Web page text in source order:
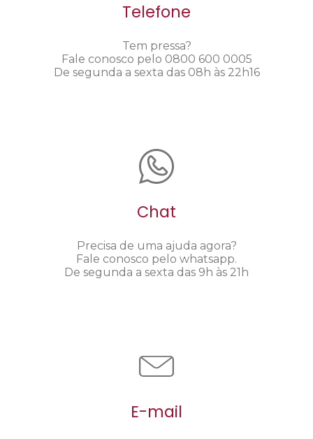
Telefone
Tem pressa?
Fale conosco pelo 0800 600 0005
De segunda a sexta das 08h às 22h16
Chat
Precisa de uma ajuda agora?
Fale conosco pelo whatsapp.
De segunda a sexta das 9h às 21h
E-mail